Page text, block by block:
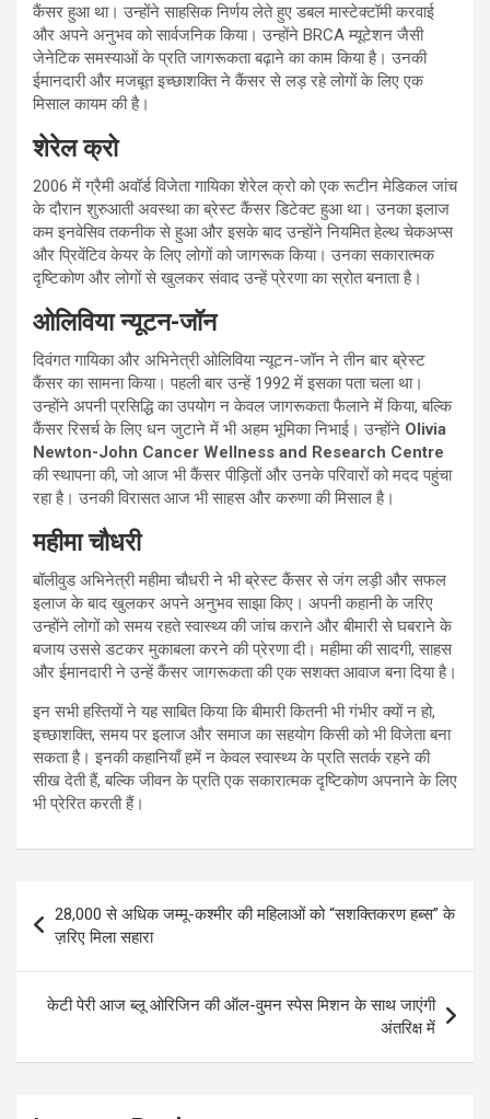
कैंसर हुआ था। उन्होंने साहसिक निर्णय लेते हुए डबल मास्टेक्टॉमी करवाई
और अपने अनुभव को सार्वजनिक किया। उन्होंने BRCA म्यूटेशन जैसी
जेनेटिक समस्याओं के प्रति जागरूकता बढ़ाने का काम किया है। उनकी
ईमानदारी और मजबूत इच्छाशक्ति ने कैंसर से लड़ रहे लोगों के लिए एक
मिसाल कायम की है।
शेरेल क्रो
2006 में ग्रैमी अवॉर्ड विजेता गायिका शेरेल क्रो को एक रूटीन मेडिकल जांच
के दौरान शुरुआती अवस्था का ब्रेस्ट कैंसर डिटेक्ट हुआ था। उनका इलाज
कम इनवेसिव तकनीक से हुआ और इसके बाद उन्होंने नियमित हेल्थ चेकअप्स
और प्रिवेंटिव केयर के लिए लोगों को जागरूक किया। उनका सकारात्मक
दृष्टिकोण और लोगों से खुलकर संवाद उन्हें प्रेरणा का स्रोत बनाता है।
ओलिविया न्यूटन-जॉन
दिवंगत गायिका और अभिनेत्री ओलिविया न्यूटन-जॉन ने तीन बार ब्रेस्ट
कैंसर का सामना किया। पहली बार उन्हें 1992 में इसका पता चला था।
उन्होंने अपनी प्रसिद्धि का उपयोग न केवल जागरूकता फैलाने में किया, बल्कि
कैंसर रिसर्च के लिए धन जुटाने में भी अहम भूमिका निभाई। उन्होंने Olivia
Newton-John Cancer Wellness and Research Centre
की स्थापना की, जो आज भी कैंसर पीड़ितों और उनके परिवारों को मदद पहुंचा
रहा है। उनकी विरासत आज भी साहस और करुणा की मिसाल है।
महीमा चौधरी
बॉलीवुड अभिनेत्री महीमा चौधरी ने भी ब्रेस्ट कैंसर से जंग लड़ी और सफल
इलाज के बाद खुलकर अपने अनुभव साझा किए। अपनी कहानी के जरिए
उन्होंने लोगों को समय रहते स्वास्थ्य की जांच कराने और बीमारी से घबराने के
बजाय उससे डटकर मुकाबला करने की प्रेरणा दी। महीमा की सादगी, साहस
और ईमानदारी ने उन्हें कैंसर जागरूकता की एक सशक्त आवाज बना दिया है।
इन सभी हस्तियों ने यह साबित किया कि बीमारी कितनी भी गंभीर क्यों न हो,
इच्छाशक्ति, समय पर इलाज और समाज का सहयोग किसी को भी विजेता बना
सकता है। इनकी कहानियाँ हमें न केवल स्वास्थ्य के प्रति सतर्क रहने की
सीख देती हैं, बल्कि जीवन के प्रति एक सकारात्मक दृष्टिकोण अपनाने के लिए
भी प्रेरित करती हैं।
navigation
28,000 से अधिक जम्मू-कश्मीर की महिलाओं को “सशक्तिकरण हब्स” के
ज़रिए मिला सहारा
केटी पेरी आज ब्लू ओरिजिन की ऑल-वुमन स्पेस मिशन के साथ जाएंगी
अंतरिक्ष में